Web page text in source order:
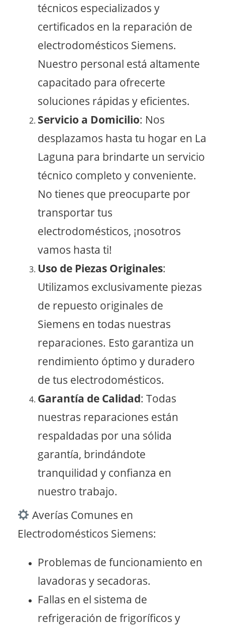
técnicos especializados y
certificados en la reparación de
electrodomésticos Siemens.
Nuestro personal está altamente
capacitado para ofrecerte
soluciones rápidas y eficientes.
Servicio a Domicilio: Nos
desplazamos hasta tu hogar en La
Laguna para brindarte un servicio
técnico completo y conveniente.
No tienes que preocuparte por
transportar tus
electrodomésticos, ¡nosotros
vamos hasta ti!
Uso de Piezas Originales:
Utilizamos exclusivamente piezas
de repuesto originales de
Siemens en todas nuestras
reparaciones. Esto garantiza un
rendimiento óptimo y duradero
de tus electrodomésticos.
Garantía de Calidad: Todas
nuestras reparaciones están
respaldadas por una sólida
garantía, brindándote
tranquilidad y confianza en
nuestro trabajo.
Averías Comunes en
Electrodomésticos Siemens:
Problemas de funcionamiento en
lavadoras y secadoras.
Fallas en el sistema de
refrigeración de frigoríficos y